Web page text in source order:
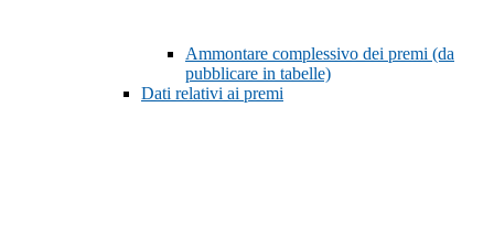
Ammontare complessivo dei premi (da
pubblicare in tabelle)
Dati relativi ai premi